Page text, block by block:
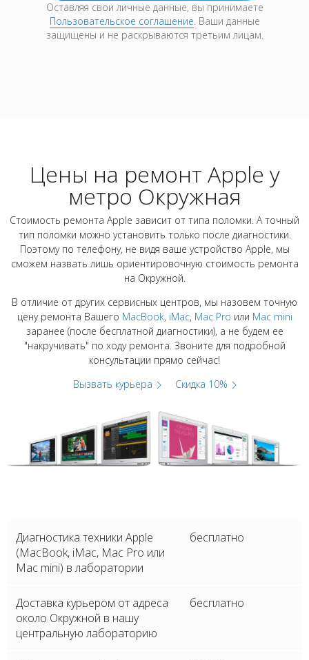
Оставляя свои личные данные, вы принимаете
Пользовательское соглашение. Ваши данные
защищены и не раскрываются третьим лицам.
Цены на ремонт Apple у
метро Окружная
Стоимость ремонта Apple зависит от типа поломки. А точный
тип поломки можно установить только после диагностики.
Поэтому по телефону, не видя ваше устройство Apple, мы
сможем назвать лишь ориентировочную стоимость ремонта
на Окружной.
В отличие от других сервисных центров, мы назовем точную
цену ремонта Вашего MacBook, iMac, Mac Pro или Mac mini
заранее (после бесплатной диагностики), а не будем ее
"накручивать" по ходу ремонта. Звоните для подробной
консультации прямо сейчас!
Вызвать курьера
Скидка 10%
Диагностика техники Apple
(MacBook, iMac, Mac Pro или
Mac mini) в лаборатории
бесплатно
Доставка курьером от адреса
около Окружной в нашу
центральную лабораторию
бесплатно